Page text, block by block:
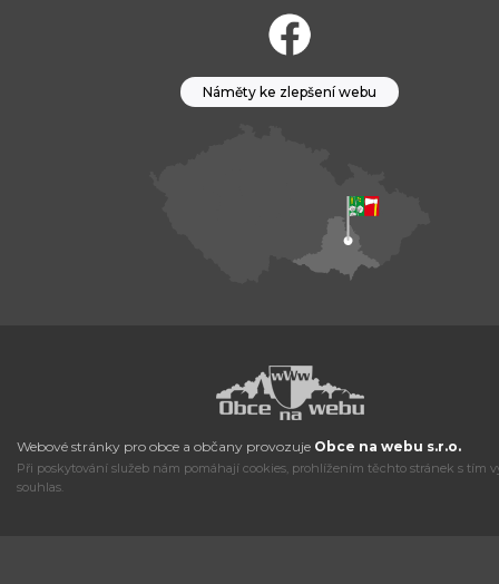
Náměty ke zlepšení webu
Webové stránky pro obce a občany provozuje Obce na webu s.r.o.
Při poskytování služeb nám pomáhají cookies, prohlížením těchto stránek s tím
souhlas.